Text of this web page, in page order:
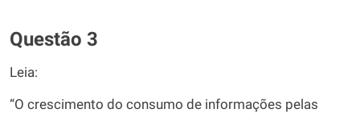
Questão 3
Leia:
“O crescimento do consumo de informações pelas